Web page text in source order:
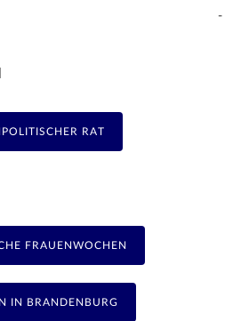
-
RAT
FRAUENWOCHEN
IN BRANDENBURG